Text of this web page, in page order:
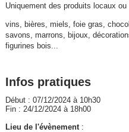
Uniquement des produits locaux
vins, bières, miels, foie gras,
savons, marrons, bijoux,
figurines bois...
Infos pratiques
Début : 07/12/2024 à 10h30
Fin : 24/12/2024 à 18h00
Lieu de l'évènement: